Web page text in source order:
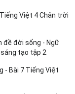
Việt 4 Chân trời
đề đời sống - Ngữ
tạo tập 2
- Bài 7 Tiếng Việt